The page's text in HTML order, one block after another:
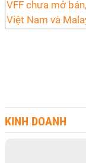
VFF chưa mở
Việt Nam và
KINH DOANH